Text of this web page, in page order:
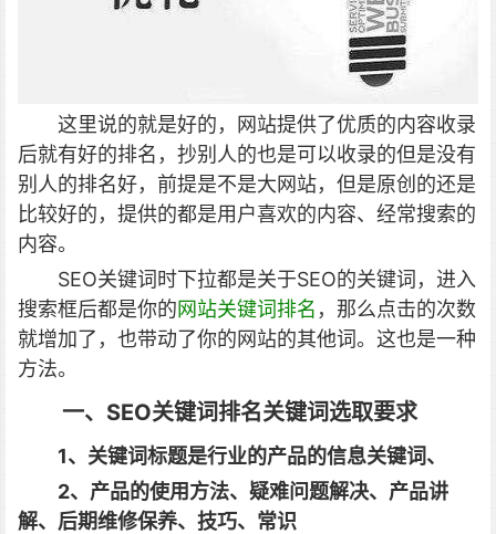
这里说的就是好的，网站提供了优质的内容收录
后就有好的排名，抄别人的也是可以收录的但是没有
别人的排名好，前提是不是大网站，但是原创的还是
比较好的，提供的都是用户喜欢的内容、经常搜索的
内容。
SEO关键词时下拉都是关于SEO的关键词，进入
搜索框后都是你的网站关键词排名 ，那么点击的次数
就增加了，也带动了你的网站的其他词。这也是一种
方法。
一、SEO关键词排名关键词选取要求
1、关键词标题是行业的产品的信息关键词、
2、产品的使用方法、疑难问题解决、产品讲
解、后期维修保养、技巧、常识